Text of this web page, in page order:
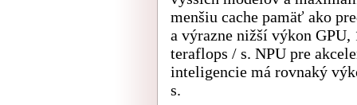
menšiu cache pamäť ako
a výrazne nižší výkon
teraflops / s. NPU pre
inteligencie má rovnaký
s.